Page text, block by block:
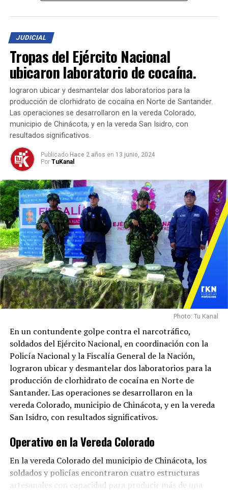
estructuras del lugar estaban diseñadas
específicamente para el proceso de elaboración de la
droga, y una de las construcciones servía como lugar de
descanso para las personas involucradas en este delito.
El Ejército Nacional, en coordinación con las
autoridades, continúa trabajando para contrarrestar los
factores de inestabilidad en el departamento de Norte
de Santander. Este operativo es una muestra del
compromiso de las fuerzas del orden para combatir las
actividades ilegales que financian a los grupos armados y
generan violencia en la región.
JUDICIAL
Tropas del Ejército Nacional
ubicaron laboratorio de cocaína.
lograron ubicar y desmantelar dos laboratorios para la
producción de clorhidrato de cocaína en Norte de Santander.
Las operaciones se desarrollaron en la vereda Colorado,
municipio de Chinácota, y en la vereda San Isidro, con
resultados significativos.
Publicado Hace 2 años en 13 junio, 2024
Por TuKanal
Photo: Tu Kanal
En un contundente golpe contra el narcotráfico,
soldados del Ejército Nacional, en coordinación con la
Policía Nacional y la Fiscalía General de la Nación,
lograron ubicar y desmantelar dos laboratorios para la
producción de clorhidrato de cocaína en Norte de
Santander. Las operaciones se desarrollaron en la
vereda Colorado, municipio de Chinácota, y en la vereda
San Isidro, con resultados significativos.
Operativo en la Vereda Colorado
En la vereda Colorado del municipio de Chinácota, los
soldados y policías encontraron cuatro estructuras
artesanales con capacidad para producir más de una